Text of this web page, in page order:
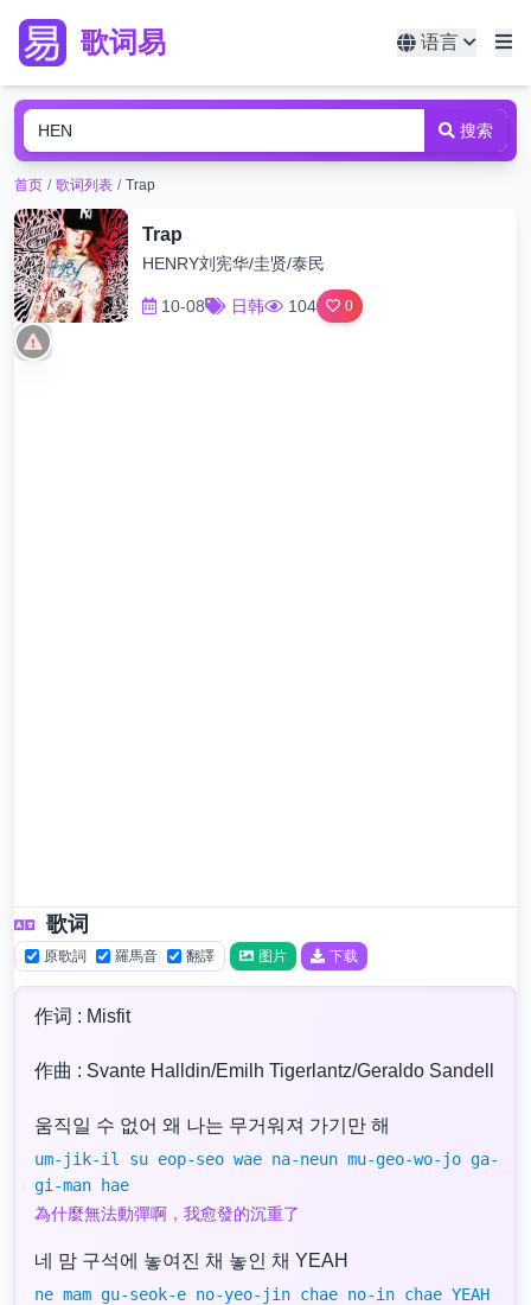
歌词易 语言
搜索
首页 / 歌词列表 / Trap
Trap
HENRY刘宪华/圭贤/泰民
10-08 日韩 104 0
歌词
原歌詞 羅馬音 翻譯 图片 下载
作词 : Misfit
作曲 : Svante Halldin/Emilh Tigerlantz/Geraldo Sandell
움직일 수 없어 왜 나는 무거워져 가기만 해
um-jik-il su eop-seo wae na-neun mu-geo-wo-jo ga-
gi-man hae
為什麼無法動彈啊，我愈發的沉重了
네 맘 구석에 놓여진 채 놓인 채 YEAH
ne mam gu-seok-e no-yeo-jin chae no-in chae YEAH